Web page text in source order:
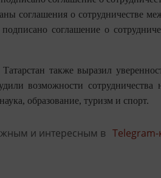
соглашения о сотрудничестве
соглашение о
также выразил
возможности
образование, туризм и спорт.
и интересным в Telegram-